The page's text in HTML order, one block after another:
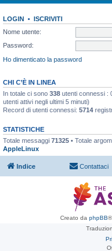
LOGIN • ISCRIVITI
Nome utente:
Password:
Ho dimenticato la password
CHI C’È IN LINEA
In totale ci sono 338 utenti connessi :
utenti attivi negli ultimi 5 minuti)
Record di utenti connessi: 5714
STATISTICHE
Totale messaggi 71325 • Totale
AppleLinux
Indice Contattaci
Creato da phpBB